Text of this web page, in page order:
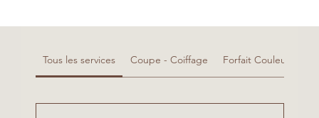
Tous les services Coupe - Coiffage Forfait Couleur -